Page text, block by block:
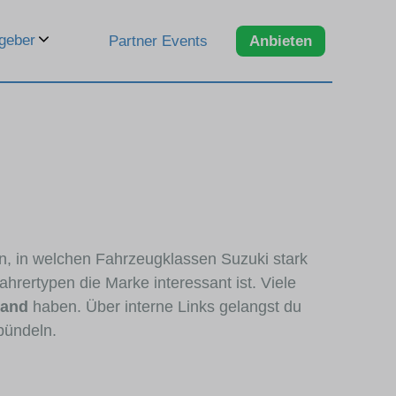
Partner Events Anbieten
in welchen Fahrzeugklassen Suzuki stark
die Marke interessant ist. Viele
haben. Über interne Links gelangst du